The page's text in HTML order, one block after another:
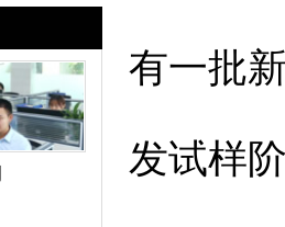
有一批
发试样